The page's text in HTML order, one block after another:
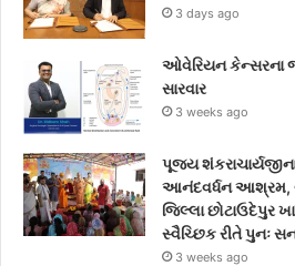
o
o
k
r
3 days ago
ઓવેરિયન કેન્સરના
સારવાર
3 weeks ago
પૂજ્ય શંકરાચાર્યજીના
આનંદવર્ધન આશ્રમ,
જિલ્લા છોટાઉદેપુર
સ્વૈચ્છિક રીતે પુનઃ
3 weeks ago